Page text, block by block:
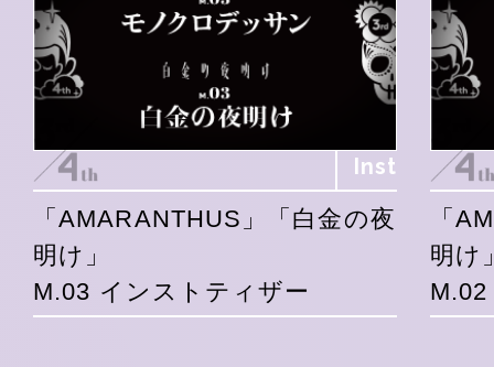
Inst
「AMARANTHUS」「白金の夜
明け」
M.03 インストティザー
「
明け